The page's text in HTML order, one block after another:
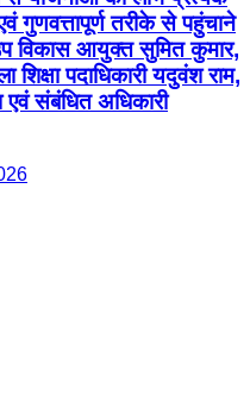
गुणवत्तापूर्ण तरीके से पहुंचाने
विकास आयुक्त सुमित कुमार,
पदाधिकारी यदुवंश राम,
संबंधित अधिकारी